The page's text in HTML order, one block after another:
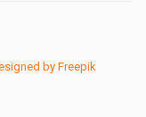
by Freepik